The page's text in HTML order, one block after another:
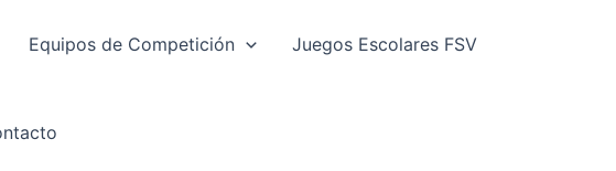
Equipos de Competición Juegos Escolares FSV